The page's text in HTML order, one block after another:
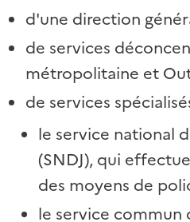
d'une direction
de services
métropolitaine et
de services
le service national
(SNDJ), qui
des moyens de
le service commun